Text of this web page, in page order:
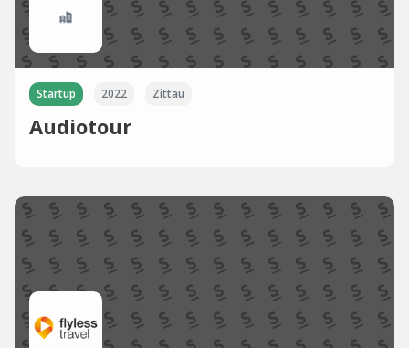
Startup 2022 Zittau
Audiotour